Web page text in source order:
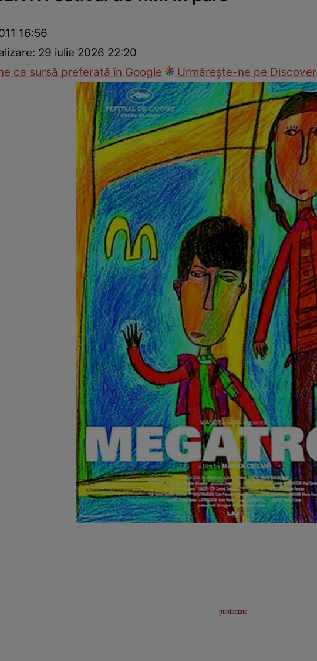
Evenimente
16:56
29 iulie 2026 22:20
ca sursă preferată în Google
Urmărește-ne pe Discover